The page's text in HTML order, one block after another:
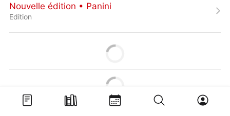
Nouvelle édition • Panini
Edition